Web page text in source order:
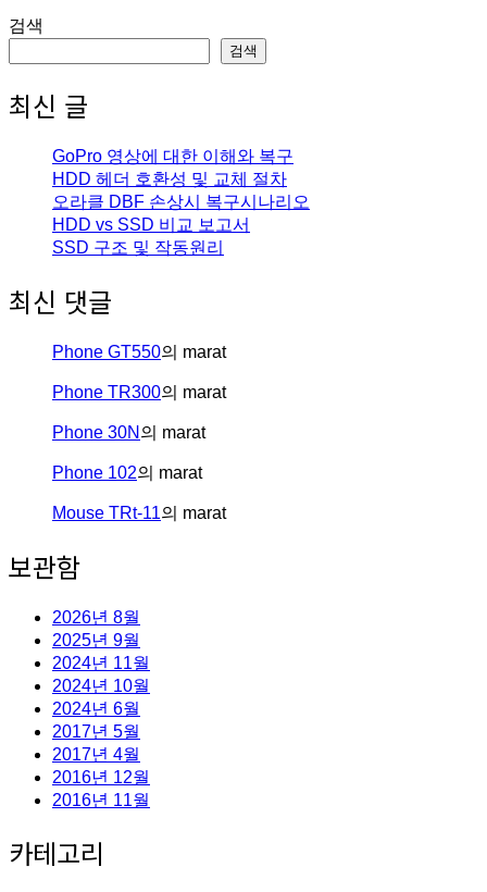
검색
검색
최신 글
GoPro 영상에 대한 이해와 복구
HDD 헤더 호환성 및 교체 절차
오라클 DBF 손상시 복구시나리오
HDD vs SSD 비교 보고서
SSD 구조 및 작동원리
최신 댓글
Phone GT550의 marat
Phone TR300의 marat
Phone 30N 의 marat
Phone 102의 marat
Mouse TRt-11의 marat
보관함
2026년 8월
2025년 9월
2024년 11월
2024년 10월
2024년 6월
2017년 5월
2017년 4월
2016년 12월
2016년 11월
카테고리